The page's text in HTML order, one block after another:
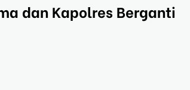
dan Kapolres Berganti